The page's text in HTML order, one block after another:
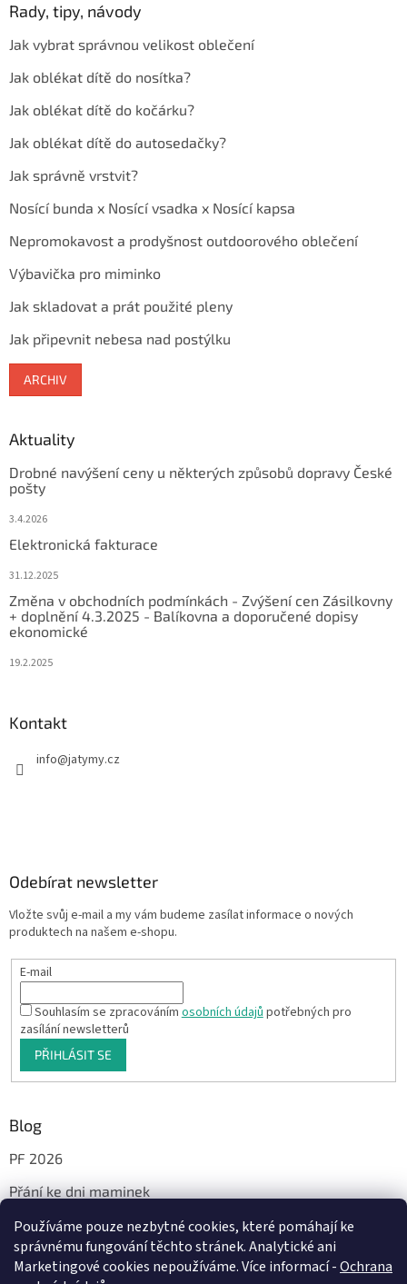
Používáme pouze nezbytné cookies, které pomáhají ke
správnému fungování těchto stránek. Analytické ani
Marketingové cookies nepoužíváme. Více informací -Ochrana
Rady, tipy, návody
Jak vybrat správnou velikost oblečení
Jak oblékat dítě do nosítka?
Jak oblékat dítě do kočárku?
Jak oblékat dítě do autosedačky?
Jak správně vrstvit?
Nosící bunda x Nosící vsadka x Nosící kapsa
Nepromokavost a prodyšnost outdoorového oblečení
Výbavička pro miminko
Jak skladovat a prát použité pleny
Jak připevnit nebesa nad postýlku
ARCHIV
Aktuality
Drobné navýšení ceny u některých způsobů dopravy České
pošty
3.4.2026
Elektronická fakturace
31.12.2025
Změna v obchodních podmínkách - Zvýšení cen Zásilkovny
+ doplnění 4.3.2025 - Balíkovna a doporučené dopisy
ekonomické
19.2.2025
Kontakt
info@jatymy.cz
Odebírat newsletter
Vložte svůj e-mail a my vám budeme zasílat informace o nových
produktech na našem e-shopu.
E-mail
Souhlasím se zpracovánímosobních údajůpotřebných pro
zasílání newsletterů
PŘIHLÁSIT SE
Blog
PF 2026
Přání ke dni maminek
Facebook